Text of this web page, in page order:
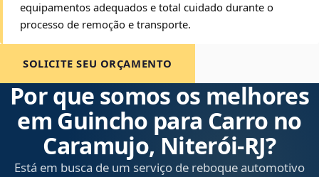
equipamentos adequados e total cuidado durante o
processo de remoção e transporte.
SOLICITE SEU ORÇAMENTO
Por que somos os melhores
em Guincho para Carro no
Caramujo, Niterói‑RJ?
Está em busca de um serviço de reboque automotivo